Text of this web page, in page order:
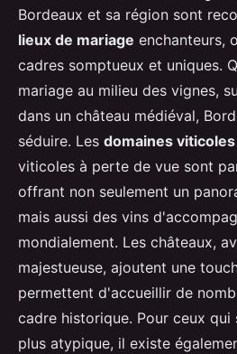
Bordeaux et sa région sont
lieux de mariage enchanteurs,
cadres somptueux et uniques.
mariage au milieu des vignes,
dans un château médiéval,
séduire. Les domaines viticoles
viticoles à perte de vue sont
offrant non seulement un
mais aussi des vins
mondialement. Les châteaux,
majestueuse, ajoutent une
permettent d'accueillir de
cadre historique. Pour ceux qui
plus atypique, il existe